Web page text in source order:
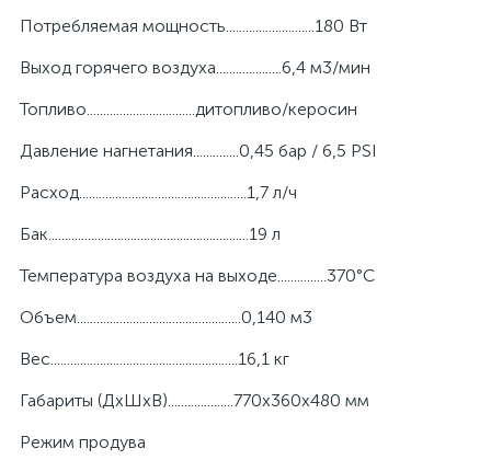
Потребляемая мощность...........................180 Вт
Выход горячего воздуха....................6,4 м3/мин
Топливо.................................дитопливо/керосин
Давление нагнетания..............0,45 бар / 6,5 PSI
Расход...................................................1,7 л/ч
Бак.............................................................19 л
Температура воздуха на выходе...............370°С
Объем..................................................0,140 м3
Вес.........................................................16,1 кг
Габариты (ДхШхВ)....................770х360х480 мм
Режим продува